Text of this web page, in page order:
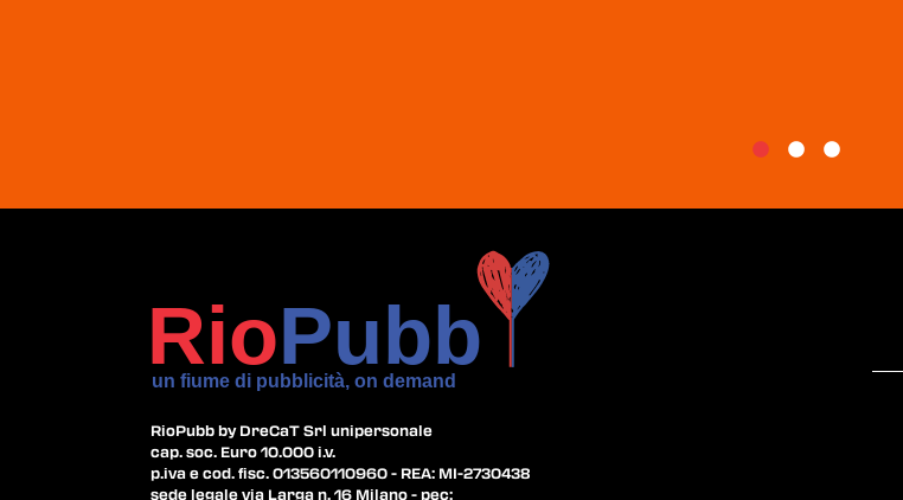
RioPubb by DreCaT Srl unipersonale
cap. soc. Euro 10.000 i.v.
p.iva e cod. fisc. 013560110960 - REA: MI-2730438
sede legale via Larga n. 16 Milano - pec: